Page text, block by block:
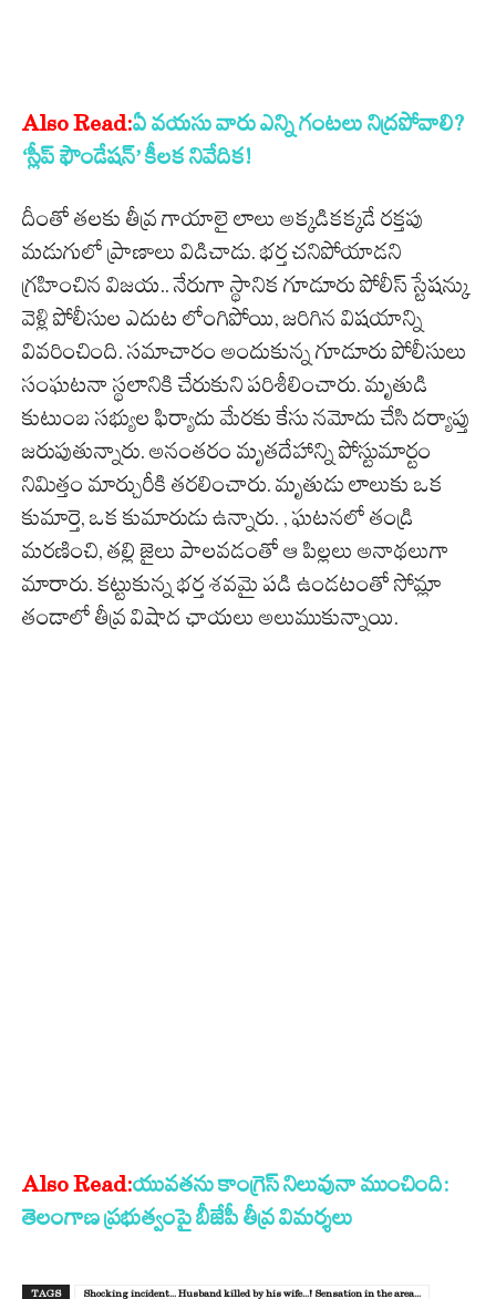
Also Read:S
e
e
c
t
ఏ
వ
య
సు
వా
రు
ఎ
న్ని
గం
ట
ల
క
వే
ఏ వయసు వారు ఎన్ని గంటలు నిద్రపోవాలి?
‘స్లీప్ ఫౌండేషన్’ కీలక నివేదిక!
దీంతో తలకు తీవ్ర గాయాలై లాలు అక్కడికక్కడే రక్తపు
మడుగులో ప్రాణాలు విడిచాడు. భర్త చనిపోయాడని
గ్రహించిన విజయ.. నేరుగా స్థానిక గూడూరు పోలీస్ స్టేషన్కు
వెళ్లి పోలీసుల ఎదుట లోంగిపోయి, జరిగిన విషయాన్ని
వివరించింది. సమాచారం అందుకున్న గూడూరు పోలీసులు
సంఘటనా స్థలానికి చేరుకుని పరిశీలించారు. మృతుడి
కుటుంబ సభ్యుల ఫిర్యాదు మేరకు కేసు నమోదు చేసి దర్యాప్తు
జరుపుతున్నారు. అనంతరం మృతదేహాన్ని పోస్టుమార్టం
నిమిత్తం మార్చురీకి తరలించారు. మృతుడు లాలుకు ఒక
కుమార్తె, ఒక కుమారుడు ఉన్నారు. , ఘటనలో తండ్రి
మరణించి, తల్లి జైలు పాలవడంతో ఆ పిల్లలు అనాథలుగా
మారారు. కట్టుకున్న భర్త శవమై పడి ఉండటంతో సోమ్లా
తండాలో తీవ్ర విషాద ఛాయలు అలుముకున్నాయి.
Also Read:యువతను కాంగ్రెస్ నిలువునా ముంచింది:
తెలంగాణ ప్రభుత్వంపై బీజేపీ తీవ్ర విమర్శలు
TAGS Shocking incident... Husband killed by his wife...! Sensation in the area...